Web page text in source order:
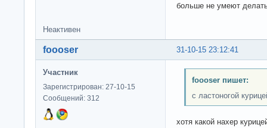
больше не умеют
Неактивен
31-10-15 23:12:41
foooser
Участник
Зарегистрирован: 27-10-15
Сообщений: 312
foooser пишет:
с ластоногой
хотя какой нахер